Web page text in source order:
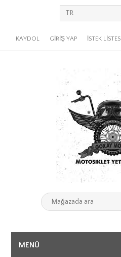
KAYDOL GIRIŞ YAP İSTEK LISTESI
MENÜ